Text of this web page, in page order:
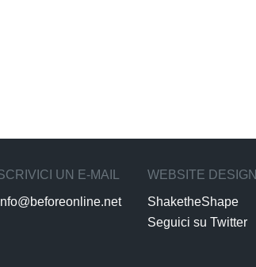
UN E-MAIL
WEBSITE DESIGN
ShaketheShape
Seguici su Twitter